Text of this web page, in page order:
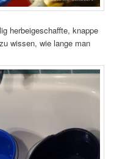
herbeigeschaffte, knappe
wissen, wie lange man